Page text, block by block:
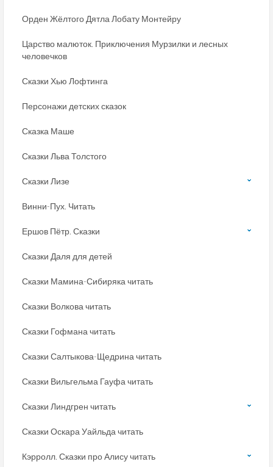
Орден Жёлтого Дятла Лобату Монтейру
Царство малюток. Приключения Мурзилки и лесных
человечков
Сказки Хью Лофтинга
Персонажи детских сказок
Сказка Маше
Сказки Льва Толстого
Сказки Лизе
Винни-Пух. Читать
Ершов Пётр. Сказки
Сказки Даля для детей
Сказки Мамина-Сибиряка читать
Сказки Волкова читать
Сказки Гофмана читать
Сказки Салтыкова-Щедрина читать
Сказки Вильгельма Гауфа читать
Сказки Линдгрен читать
Сказки Оскара Уайльда читать
Кэрролл. Сказки про Алису читать